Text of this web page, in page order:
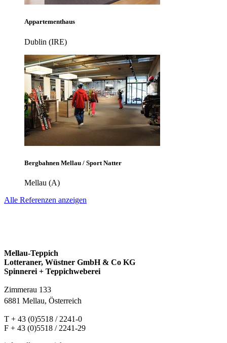
Appartementhaus
Dublin (IRE)
Bergbahnen Mellau / Sport Natter
Mellau (A)
Alle Referenzen anzeigen
Mellau-Teppich
Lotteraner, Wüstner GmbH & Co KG
Spinnerei + Teppichweberei
Zimmerau 133
6881 Mellau, Österreich
T + 43 (0)5518 / 2241-0
F + 43 (0)5518 / 2241-29